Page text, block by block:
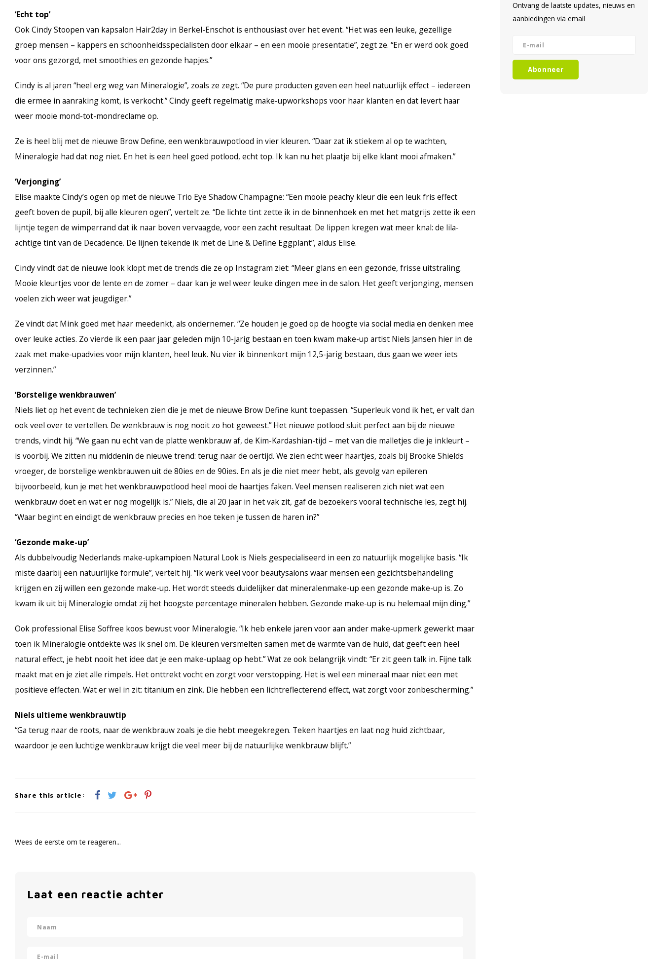
‘Echt top’
Ook Cindy Stoopen van kapsalon Hair2day in Berkel-Enschot is enthousiast over het event. “Het was een leuke, gezellige
groep mensen – kappers en schoonheidsspecialisten door elkaar – en een mooie presentatie”, zegt ze. “En er werd ook goed
voor ons gezorgd, met smoothies en gezonde hapjes.”
Cindy is al jaren “heel erg weg van Mineralogie”, zoals ze zegt. “De pure producten geven een heel natuurlijk effect – iedereen
die ermee in aanraking komt, is verkocht.” Cindy geeft regelmatig make-upworkshops voor haar klanten en dat levert haar
weer mooie mond-tot-mondreclame op.
Ze is heel blij met de nieuwe Brow Define, een wenkbrauwpotlood in vier kleuren. “Daar zat ik stiekem al op te wachten,
Mineralogie had dat nog niet. En het is een heel goed potlood, echt top. Ik kan nu het plaatje bij elke klant mooi afmaken.”
‘Verjonging’
Elise maakte Cindy’s ogen op met de nieuwe Trio Eye Shadow Champagne: “Een mooie peachy kleur die een leuk fris effect
geeft boven de pupil, bij alle kleuren ogen”, vertelt ze. “De lichte tint zette ik in de binnenhoek en met het matgrijs zette ik een
lijntje tegen de wimperrand dat ik naar boven vervaagde, voor een zacht resultaat. De lippen kregen wat meer knal: de lila-
achtige tint van de Decadence. De lijnen tekende ik met de Line & Define Eggplant”, aldus Elise.
Cindy vindt dat de nieuwe look klopt met de trends die ze op Instagram ziet: “Meer glans en een gezonde, frisse uitstraling.
Mooie kleurtjes voor de lente en de zomer – daar kan je wel weer leuke dingen mee in de salon. Het geeft verjonging, mensen
voelen zich weer wat jeugdiger.”
Ze vindt dat Mink goed met haar meedenkt, als ondernemer. “Ze houden je goed op de hoogte via social media en denken mee
over leuke acties. Zo vierde ik een paar jaar geleden mijn 10-jarig bestaan en toen kwam make-up artist Niels Jansen hier in de
zaak met make-upadvies voor mijn klanten, heel leuk. Nu vier ik binnenkort mijn 12,5-jarig bestaan, dus gaan we weer iets
verzinnen.”
‘Borstelige wenkbrauwen’
Niels liet op het event de technieken zien die je met de nieuwe Brow Define kunt toepassen. “Superleuk vond ik het, er valt dan
ook veel over te vertellen. De wenkbrauw is nog nooit zo hot geweest.” Het nieuwe potlood sluit perfect aan bij de nieuwe
trends, vindt hij. “We gaan nu echt van de platte wenkbrauw af, de Kim-Kardashian-tijd – met van die malletjes die je inkleurt –
is voorbij. We zitten nu middenin de nieuwe trend: terug naar de oertijd. We zien echt weer haartjes, zoals bij Brooke Shields
vroeger, de borstelige wenkbrauwen uit de 80ies en de 90ies. En als je die niet meer hebt, als gevolg van epileren
bijvoorbeeld, kun je met het wenkbrauwpotlood heel mooi de haartjes faken. Veel mensen realiseren zich niet wat een
wenkbrauw doet en wat er nog mogelijk is.” Niels, die al 20 jaar in het vak zit, gaf de bezoekers vooral technische les, zegt hij.
“Waar begint en eindigt de wenkbrauw precies en hoe teken je tussen de haren in?”
‘Gezonde make-up’
Als dubbelvoudig Nederlands make-upkampioen Natural Look is Niels gespecialiseerd in een zo natuurlijk mogelijke basis. “Ik
miste daarbij een natuurlijke formule”, vertelt hij. “Ik werk veel voor beautysalons waar mensen een gezichtsbehandeling
krijgen en zij willen een gezonde make-up. Het wordt steeds duidelijker dat mineralenmake-up een gezonde make-up is. Zo
kwam ik uit bij Mineralogie omdat zij het hoogste percentage mineralen hebben. Gezonde make-up is nu helemaal mijn ding.”
Ook professional Elise Soffree koos bewust voor Mineralogie. “Ik heb enkele jaren voor aan ander make-upmerk gewerkt maar
toen ik Mineralogie ontdekte was ik snel om. De kleuren versmelten samen met de warmte van de huid, dat geeft een heel
natural effect, je hebt nooit het idee dat je een make-uplaag op hebt.” Wat ze ook belangrijk vindt: “Er zit geen talk in. Fijne talk
maakt mat en je ziet alle rimpels. Het onttrekt vocht en zorgt voor verstopping. Het is wel een mineraal maar niet een met
positieve effecten. Wat er wel in zit: titanium en zink. Die hebben een lichtreflecterend effect, wat zorgt voor zonbescherming.”
Niels ultieme wenkbrauwtip
“Ga terug naar de roots, naar de wenkbrauw zoals je die hebt meegekregen. Teken haartjes en laat nog huid zichtbaar,
waardoor je een luchtige wenkbrauw krijgt die veel meer bij de natuurlijke wenkbrauw blijft.”
Share this article:
Wees de eerste om te reageren...
Laat een reactie achter
Ontvang de laatste updates, nieuws en
aanbiedingen via email
Abonneer